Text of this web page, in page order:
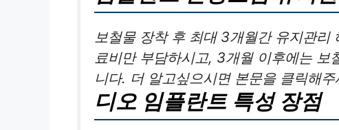
보철물 장착 후 최대 3개월간 유지관
료비만 부담하시고, 3개월 이후에는 보
니다. 더 알고싶으시면 본문을 클릭해주
디오 임플란트 특성 장점